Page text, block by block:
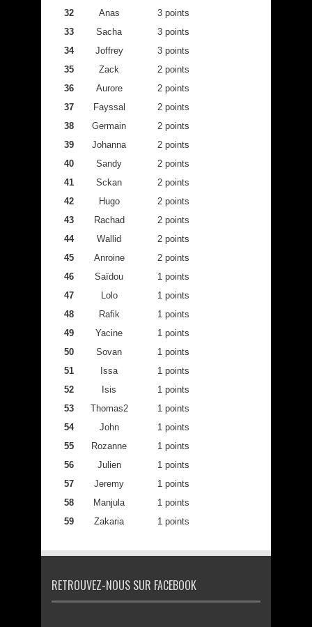
32 Anas
3 points
33
Sacha
3 points
34
Joffrey
3 points
35
Zack
2 points
36
Aurore
2 points
37
Fayssal
2 points
38
Germain
2 points
39
Johanna
2 points
40
Sandy
2 points
41
Sckan
2 points
42
Hugo
2 points
43
Rachad
2 points
44
Wallid
2 points
45
Anroine
2 points
46
Saïdou
1 points
47
Lolo
1 points
48
Rafik
1 points
49
Yacine
1 points
50
Sovan
1 points
51
Issa
1 points
52
Isis
1 points
53
Thomas2
1 points
54
John
1 points
55
Rozanne
1 points
56
Julien
1 points
57
Jeremy
1 points
58
Manjula
1 points
59
Zakaria 1 points
RETROUVEZ-NOUS SUR FACEBOOK